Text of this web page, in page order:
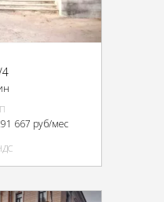
4
667 руб/мес